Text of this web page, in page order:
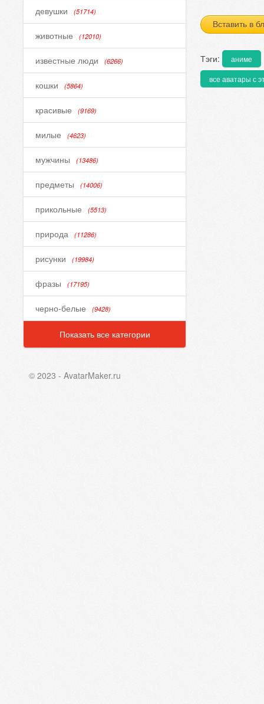
девушки (51714)
животные (12010)
известные люди (6266)
кошки (5864)
красивые (9169)
милые (4623)
мужчины (13486)
предметы (14006)
прикольные (5513)
природа (11286)
рисунки (19984)
фразы (17195)
черно-белые (9428)
Показать все категории
Вставить в
Тэги:
аниме
все аватары с
© 2023 - AvatarMaker.ru